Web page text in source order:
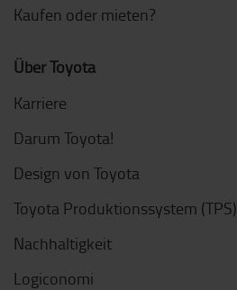
Kaufen oder mieten?
Über Toyota
Karriere
Darum Toyota!
Design von Toyota
Toyota Produktionssystem (TPS)
Nachhaltigkeit
Logiconomi